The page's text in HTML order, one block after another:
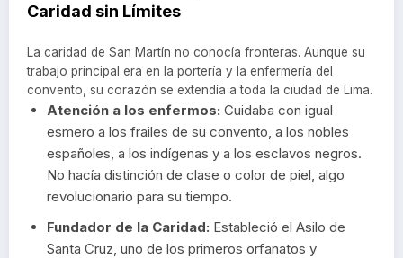
Caridad sin Límites
La caridad de San Martín no conocía fronteras. Aunque su
trabajo principal era en la portería y la enfermería del
convento, su corazón se extendía a toda la ciudad de Lima.
Atención a los enfermos: Cuidaba con igual
esmero a los frailes de su convento, a los nobles
españoles, a los indígenas y a los esclavos negros.
No hacía distinción de clase o color de piel, algo
revolucionario para su tiempo.
Fundador de la Caridad: Estableció el Asilo de
Santa Cruz, uno de los primeros orfanatos y